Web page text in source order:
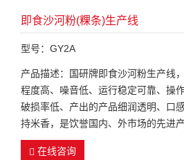
即食沙河粉(粿条)生产线
型号：GY2A
产品描述：国研牌即食沙河粉生产线
程度高、噪音低、运行稳定可靠、操
破损率低、产出的产品细润透明、口
持米香，是饮誉国内、外市场的先进产
在线咨询